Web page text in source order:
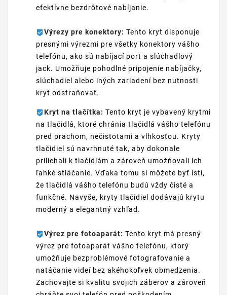
efektívne bezdrôtové nabíjanie.
Výrezy pre konektory: Tento kryt disponuje
presnými výrezmi pre všetky konektory vášho
telefónu, ako sú nabíjací port a slúchadlový
jack. Umožňuje pohodlné pripojenie nabíjačky,
slúchadiel alebo iných zariadení bez nutnosti
kryt odstraňovať.
Kryt na tlačítka: Tento kryt je vybavený krytmi
na tlačidlá, ktoré chránia tlačidlá vášho telefónu
pred prachom, nečistotami a vlhkosťou. Kryty
tlačidiel sú navrhnuté tak, aby dokonale
priliehali k tlačidlám a zároveň umožňovali ich
ľahké stláčanie. Vďaka tomu si môžete byť istí,
že tlačidlá vášho telefónu budú vždy čisté a
funkčné. Navyše, kryty tlačidiel dodávajú krytu
moderný a elegantný vzhľad.
Výrez pre fotoaparát: Tento kryt má presný
výrez pre fotoaparát vášho telefónu, ktorý
umožňuje bezproblémové fotografovanie a
natáčanie videí bez akéhokoľvek obmedzenia.
Zachovajte si kvalitu svojich záberov a zároveň